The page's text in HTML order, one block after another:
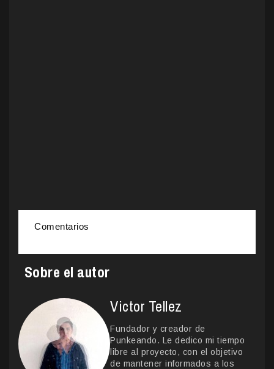
Comentarios
Sobre el autor
Victor Tellez
Fundador y creador de
Punkeando. Le dedico mi tiempo
libre al proyecto, con el objetivo
de mantener informados a los